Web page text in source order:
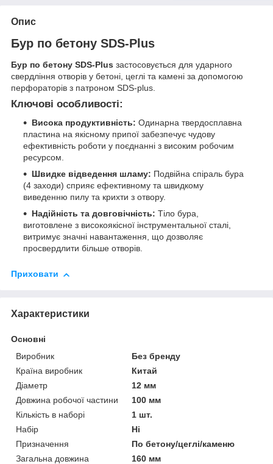
Опис
Бур по бетону SDS-Plus
Бур по бетону SDS-Plus застосовується для ударного
свердління отворів у бетоні, цеглі та камені за допомогою
перфораторів з патроном SDS-plus.
Ключові особливості:
Висока продуктивність: Одинарна твердосплавна
пластина на якісному припої забезпечує чудову
ефективність роботи у поєднанні з високим робочим
ресурсом.
Швидке відведення шламу: Подвійна спіраль бура
(4 заходи) сприяє ефективному та швидкому
виведенню пилу та крихти з отвору.
Надійність та довговічність: Тіло бура,
виготовлене з високоякісної інструментальної сталі,
витримує значні навантаження, що дозволяє
просвердлити більше отворів.
Приховати
Характеристики
Основні
Виробник
Без бренду
Країна виробник
Китай
Діаметр
12 мм
Довжина робочої частини
100 мм
Кількість в наборі
1 шт.
Набір
Ні
Призначення
По бетону/цеглі/каменю
Загальна довжина
160 мм